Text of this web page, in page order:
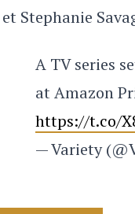
Stephanie
A TV series
at Amazon
https://t.co/
— Variety